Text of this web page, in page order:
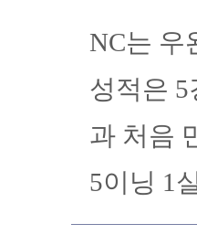
NC는 우
성적은 5
과 처음
5이닝 1